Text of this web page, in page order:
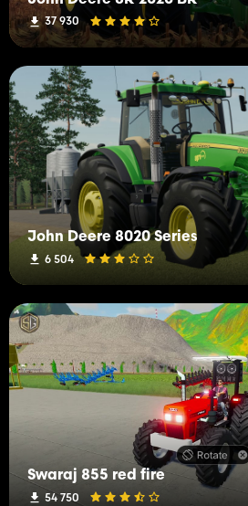
37 930
John Deere 8020 Series
6 504
Swaraj 855 red fire
54 750